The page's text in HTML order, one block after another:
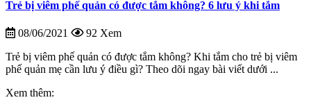
Trẻ bị viêm phế quản có được tắm không? 6 lưu ý khi tắm
08/06/2021 92 Xem
Trẻ bị viêm phế quản có được tắm không? Khi tắm cho trẻ bị viêm
phế quản mẹ cần lưu ý điều gì? Theo dõi ngay bài viết dưới ...
Xem thêm: